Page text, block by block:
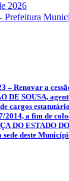
2026
– Renovar a
DE SOUSA,
cargos
2014, a fim de
DO ESTADO
sede deste